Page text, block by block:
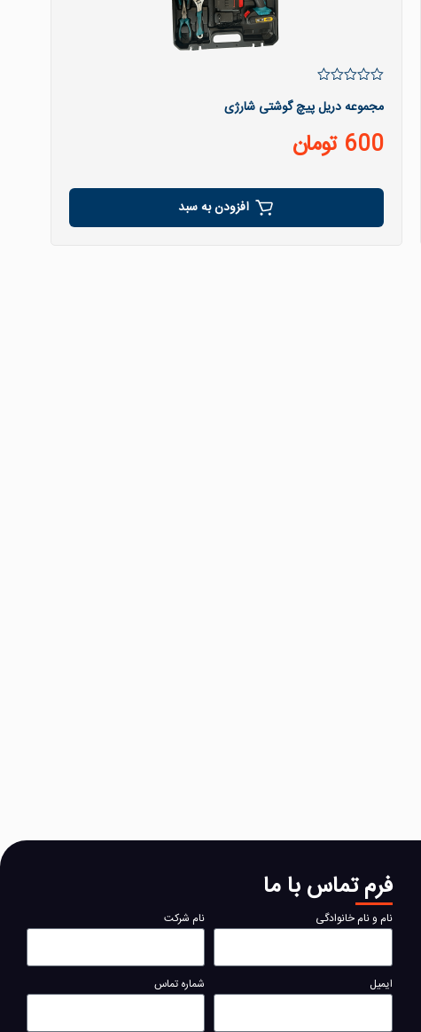
مجموعه دریل پیچ گوشتی شارژی
600 تومان
افزودن به سبد
فرم تماس با ما
نام و نام خانوادگی نام شرکت
ایمیل شماره تماس